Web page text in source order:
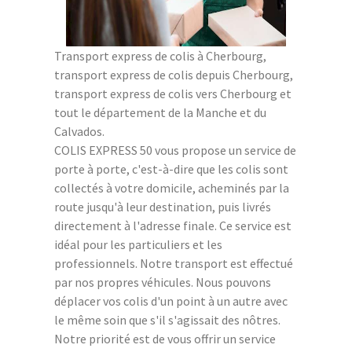
Transport express de colis à Cherbourg,
transport express de colis depuis Cherbourg,
transport express de colis vers Cherbourg et
tout le département de la Manche et du
Calvados.
COLIS EXPRESS 50 vous propose un service de
porte à porte, c'est-à-dire que les colis sont
collectés à votre domicile, acheminés par la
route jusqu'à leur destination, puis livrés
directement à l'adresse finale. Ce service est
idéal pour les particuliers et les
professionnels. Notre transport est effectué
par nos propres véhicules. Nous pouvons
déplacer vos colis d'un point à un autre avec
le même soin que s'il s'agissait des nôtres.
Notre priorité est de vous offrir un service